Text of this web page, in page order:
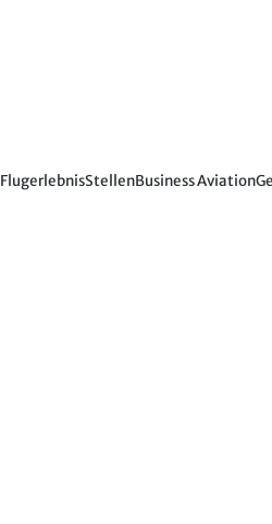
FlugerlebnisStellenBusiness Aviation